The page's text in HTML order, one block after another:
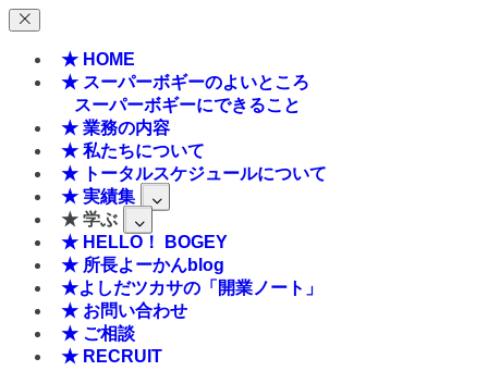
★ HOME
★ スーパーボギーのよいところ
スーパーボギーにできること
★ 業務の内容
★ 私たちについて
★ トータルスケジュールについて
★ 実績集
★ 学ぶ
★ HELLO！ BOGEY
★ 所長よーかんblog
★よしだツカサの「開業ノート」
★ お問い合わせ
★ ご相談
★ RECRUIT